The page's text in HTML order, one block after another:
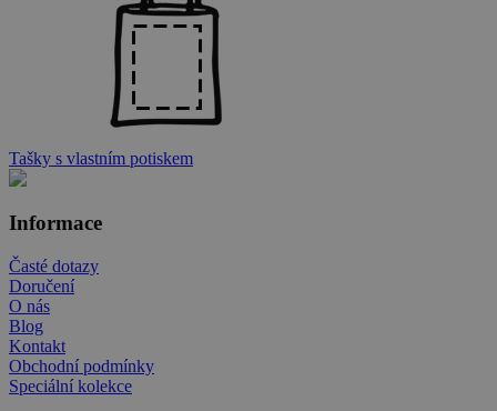
Tašky s vlastním potiskem
Informace
Časté dotazy
Doručení
O nás
Blog
Kontakt
Obchodní podmínky
Speciální kolekce